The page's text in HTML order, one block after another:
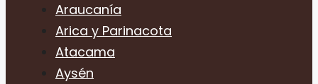
Araucanía
Arica y Parinacota
Atacama
Aysén